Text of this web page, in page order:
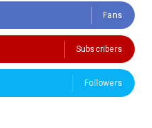
Fans
Subscribers
Followers